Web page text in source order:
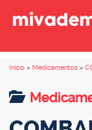
Inicio » Medicamentos »